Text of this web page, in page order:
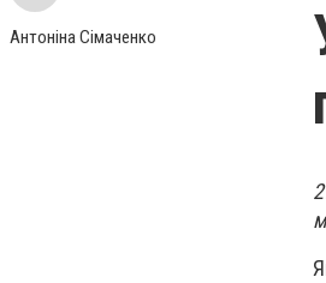
Антоніна Сімаченко